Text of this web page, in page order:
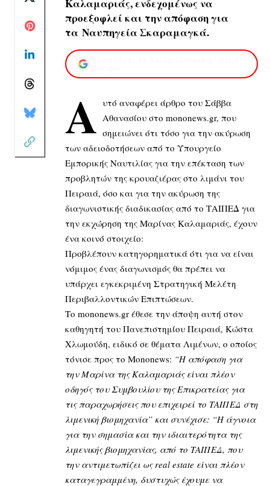
Καλαμαριάς, ενδεχομένως να
προεξοφλεί και την απόφαση για
τα Ναυπηγεία Σκαραμαγκά.
Α υτό αναφέρει άρθρο του Σάββα
Αθανασίου στο monοnews.gr, που
σημειώνει ότι τόσο για την ακύρωση
των αδειοδοτήσεων από το Υπουργείο
Εμπορικής Ναυτιλίας για την επέκταση των
προβλητών της κρουαζιέρας στο λιμάνι του
Πειραιά, όσο και για την ακύρωση της
διαγωνιστικής διαδικασίας από το ΤΑΙΠΕΔ για
την εκχώρηση της Μαρίνας Καλαμαριάς, έχουν
ένα κοινό στοιχείο:
Προβλέπουν κατηγορηματικά ότι για να είναι
νόμιμος ένας διαγωνισμός θα πρέπει να
υπάρχει εγκεκριμένη Στρατηγική Μελέτη
Περιβαλλοντικών Επιπτώσεων.
Το monοnews.gr έθεσε την άποψη αυτή στον
καθηγητή του Πανεπιστημίου Πειραιά, Κώστα
Χλωμούδη, ειδικό σε θέματα Λιμένων, ο οποίος
τόνισε προς το Mononews: “H απόφαση για
την Μαρίνα της Καλαμαριάς είναι πλέον
οδηγός του Συμβουλίου της Επικρατείας για
τις παραχωρήσεις που επιχειρεί το ΤΑΙΠΕΔ στη
λιμενική βιομηχανία” και συνέχισε: “Η άγνοια
για την σημασία και την ιδιαιτερότητα της
λιμενικής βιομηχανίας, από το ΤΑΙΠΕΔ, που
την αντιμετωπίζει ως real estate είναι πλέον
καταγεγραμμένη, δυστυχώς έχουμε να